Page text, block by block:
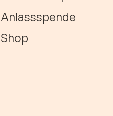
Anlassspende
Shop